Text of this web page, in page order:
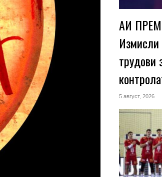
АИ
Измисли
трудови
5 август, 2026